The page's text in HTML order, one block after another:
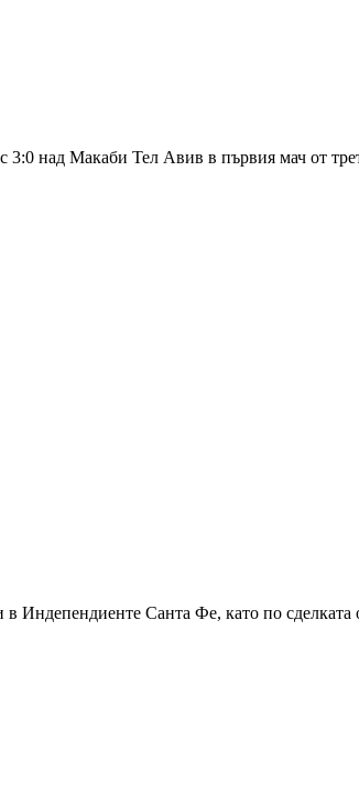
над Макаби Тел Авив в първия мач от
Санта Фе, като по сделката